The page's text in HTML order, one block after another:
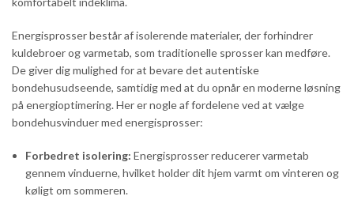
Energisprosser består af isolerende materialer, der forhindrer
kuldebroer og varmetab, som traditionelle sprosser kan medføre.
De giver dig mulighed for at bevare det autentiske
bondehusudseende, samtidig med at du opnår en moderne løsning
på energioptimering. Her er nogle af fordelene ved at vælge
bondehusvinduer med energisprosser:
Forbedret isolering: Energisprosser reducerer varmetab
gennem vinduerne, hvilket holder dit hjem varmt om vinteren og
køligt om sommeren.